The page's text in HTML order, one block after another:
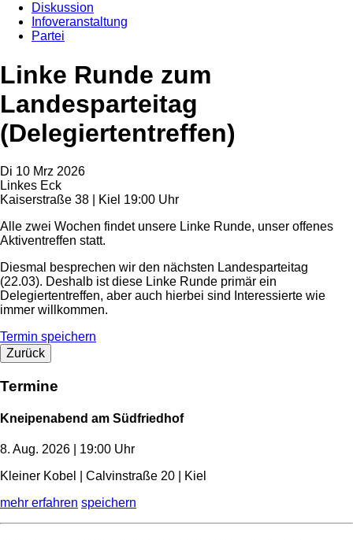
Diskussion
Infoveranstaltung
Partei
Linke Runde zum
Landesparteitag
(Delegiertentreffen)
Di 10 Mrz 2026
Linkes Eck
Kaiserstraße 38 | Kiel 19:00 Uhr
Alle zwei Wochen findet unsere Linke Runde, unser offenes
Aktiventreffen statt.
Diesmal besprechen wir den nächsten Landesparteitag
(22.03). Deshalb ist diese Linke Runde primär ein
Delegiertentreffen, aber auch hierbei sind Interessierte wie
immer willkommen.
Termin speichern
Zurück
Termine
Kneipenabend am Südfriedhof
8. Aug. 2026 | 19:00 Uhr
Kleiner Kobel | Calvinstraße 20 | Kiel
mehr erfahren speichern